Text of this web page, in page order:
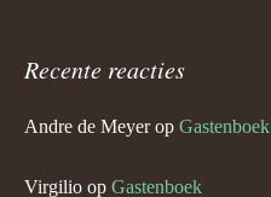
Recente reacties
Andre de Meyerop Gastenboek
Virgilio op Gastenboek